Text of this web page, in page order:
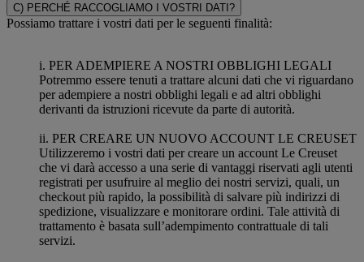
C) PERCHÉ RACCOGLIAMO I VOSTRI DATI?
Possiamo trattare i vostri dati per le seguenti finalità:
i. PER ADEMPIERE A NOSTRI OBBLIGHI LEGALI
Potremmo essere tenuti a trattare alcuni dati che vi riguardano
per adempiere a nostri obblighi legali e ad altri obblighi
derivanti da istruzioni ricevute da parte di autorità.
ii. PER CREARE UN NUOVO ACCOUNT LE CREUSET
Utilizzeremo i vostri dati per creare un account Le Creuset
che vi darà accesso a una serie di vantaggi riservati agli utenti
registrati per usufruire al meglio dei nostri servizi, quali, un
checkout più rapido, la possibilità di salvare più indirizzi di
spedizione, visualizzare e monitorare ordini. Tale attività di
trattamento è basata sull’adempimento contrattuale di tali
servizi.